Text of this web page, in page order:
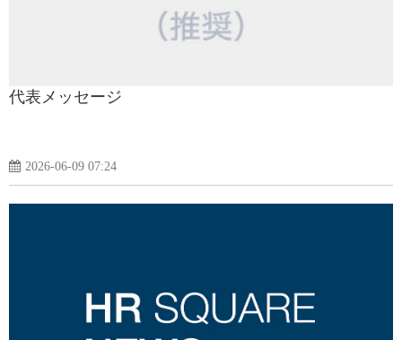
代表メッセージ
2026-06-09 07:24